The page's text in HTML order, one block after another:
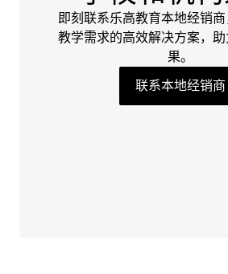
即刻联系乐高教育本地经销
教学需求的高效解决方案，
果。
联系本地经销商